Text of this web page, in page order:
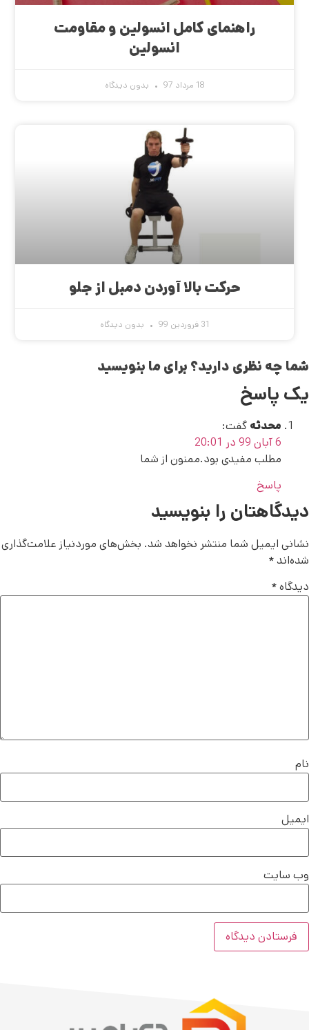
راهنمای کامل انسولین و مقاومت
انسولین
18 مرداد 97 بدون دیدگاه
حرکت بالا آوردن دمبل از جلو
31 فروردین 99 بدون دیدگاه
شما چه نظری دارید؟ برای ما بنویسید
یک پاسخ
محدثه گفت:
6 آبان 99 در 20:01
مطلب مفیدی بود.ممنون از شما
پاسخ
دیدگاهتان را بنویسید
نشانی ایمیل شما منتشر نخواهد شد. بخش‌های موردنیاز علامت‌گذاری
شده‌اند*
دیدگاه*
نام
ایمیل
وب‌ سایت